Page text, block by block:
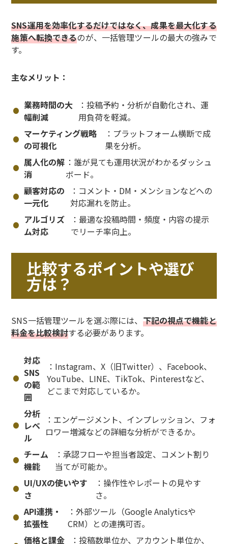
SNS運用を効率化するだけではなく、成果を最大化する
施策へ転換できるのが、一括管理ツールの最大の強みで
す。
主なメリット：
業務時間の大
幅削減
：投稿予約・分析が自動化され、運
用負荷を軽減。
マーケティング戦略
の可視化
：プラットフォーム横断で成
果を分析。
属人化の解
消
：誰が見ても運用状況がわかるダッシュ
ボード。
顧客対応の
一元化
：コメント・DM・メンションなどへの
対応漏れを防止。
アルゴリズ
ム対応
：最適な投稿時間・頻度・内容の提示
でリーチ率向上。
比較するポイントや選び
方は？
SNS一括管理ツールを選ぶ際には、 下記の視点で機能と
料金を比較検討する必要があります。
対応
SNS
の範
囲
：Instagram、X（旧Twitter）、Facebook、
YouTube、LINE、TikTok、Pinterestなど、
どこまで対応しているか。
分析
レベ
ル
：エンゲージメント、インプレッション、フォ
ロワー増減などの詳細な分析ができるか。
チーム
機能
：承認フローや担当者設定、コメント割り
当てが可能か。
UI/UXの使いやす
さ
：操作性やレポートの見やす
さ。
API連携・
拡張性
：外部ツール（Google Analyticsや
CRM）との連携可否。
価格と課金
：投稿数単位か、アカウント単位か、